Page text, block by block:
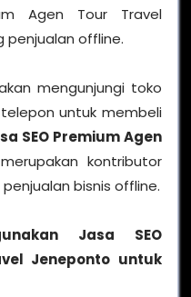
Agen Tour Travel
offline.
mengunjungi toko
untuk membeli
SEO Premium Agen
merupakan kontributor
bisnis offline.
Jasa SEO
Jeneponto untuk